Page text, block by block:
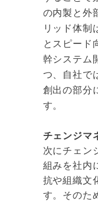
の内製と外
リッド体制
とスピード
幹システム
つ、自社で
創出の部分
す。
チェンジマ
次にチェン
組みを社内
抗や組織文
す。そのた